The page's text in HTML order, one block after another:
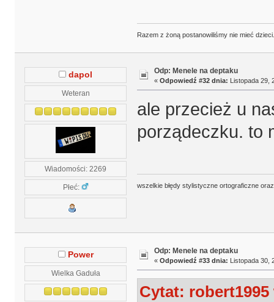
Razem z żoną postanowiliśmy nie mieć
dapol
Weteran
Wiadomości: 2269
Płeć:
Odp: Menele na deptaku
« Odpowiedź #32 dnia: Listopada 29,
ale przecież u
porządeczku. to
wszelkie błędy stylistyczne ortograficzne
Power
Wielka Gaduła
Odp: Menele na deptaku
« Odpowiedź #33 dnia: Listopada 30,
Cytat: robert1995